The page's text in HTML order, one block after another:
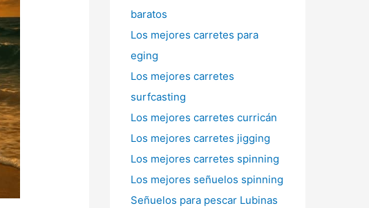
baratos
Los mejores carretes para
eging
Los mejores carretes
surfcasting
Los mejores carretes curricán
Los mejores carretes jigging
Los mejores carretes spinning
Los mejores señuelos spinning
Señuelos para pescar Lubinas